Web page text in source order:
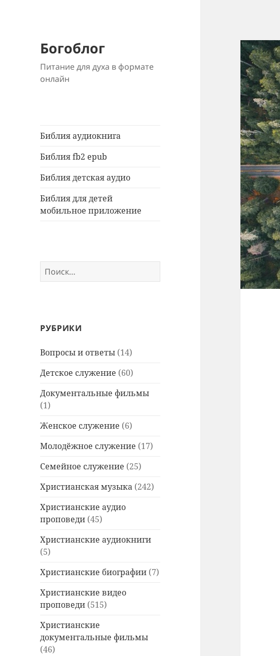
Богоблог
Питание для духа в формате
онлайн
Библия аудиокнига
Библия fb2 epub
Библия детская аудио
Библия для детей
мобильное приложение
Найти:
РУБРИКИ
Вопросы и ответы (14)
Детское служение (60)
Документальные фильмы
(1)
Женское служение (6)
Молодёжное служение (17)
Семейное служение (25)
Христианская музыка (242)
Христианские аудио
проповеди (45)
Христианские аудиокниги
(5)
Христианские биографии (7)
Христианские видео
проповеди (515)
Христианские
документальные фильмы
(46)